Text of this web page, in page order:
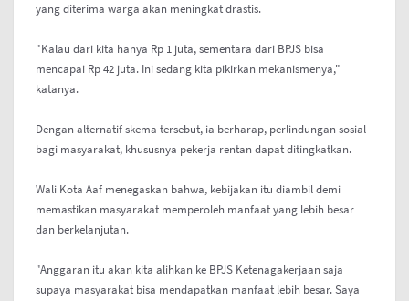
yang diterima warga akan meningkat drastis.
"Kalau dari kita hanya Rp 1 juta, sementara dari BPJS bisa
mencapai Rp 42 juta. Ini sedang kita pikirkan mekanismenya,"
katanya.
Dengan alternatif skema tersebut, ia berharap, perlindungan sosial
bagi masyarakat, khususnya pekerja rentan dapat ditingkatkan.
Wali Kota Aaf menegaskan bahwa, kebijakan itu diambil demi
memastikan masyarakat memperoleh manfaat yang lebih besar
dan berkelanjutan.
"Anggaran itu akan kita alihkan ke BPJS Ketenagakerjaan saja
supaya masyarakat bisa mendapatkan manfaat lebih besar. Saya